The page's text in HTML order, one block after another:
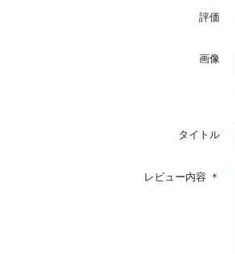
評価
画像
タイトル
レビュー内容 ＊